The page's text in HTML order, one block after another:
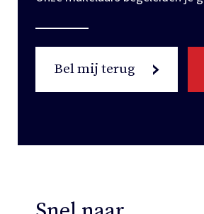
Bel mij terug